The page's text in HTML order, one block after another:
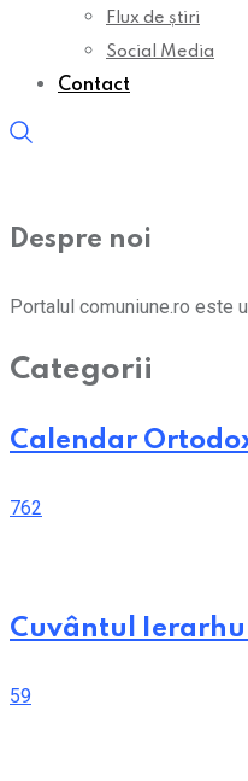
Flux de știri
Social Media
Contact
Despre noi
Portalul comuniune.ro este
Categorii
Calendar
762
Cuvântul
59